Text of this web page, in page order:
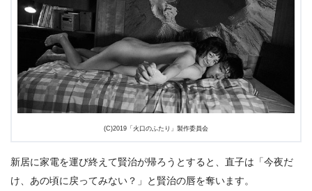
(C)2019「火口のふたり」製作委員会
新居に家電を運び終えて賢治が帰ろうとすると、直子は「今夜だ
け、あの頃に戻ってみない？」と賢治の唇を奪います。